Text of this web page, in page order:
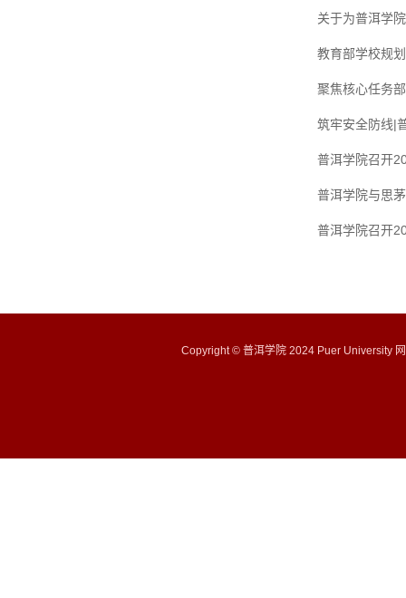
关于为普洱学
教育部学校规
聚焦核心任务
筑牢安全防线|
普洱学院召开
普洱学院与思
普洱学院召开
Copyright © 普洱学院 2024 Puer University